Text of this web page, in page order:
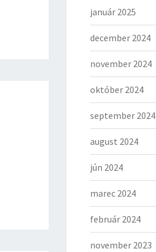
január 2025
december 2024
november 2024
október 2024
september 2024
august 2024
jún 2024
marec 2024
február 2024
november 2023